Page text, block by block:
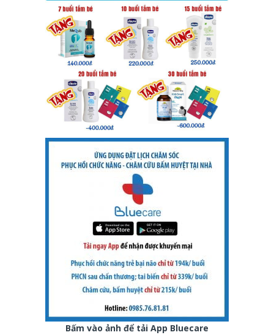
Bấm vào ảnh để tải App Bluecare